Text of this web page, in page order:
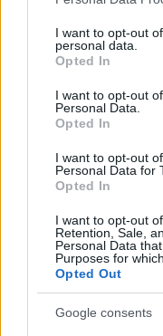
not limited to your visit
grant or deny consent
use your data for
consent section.
I want to opt-out
personal data.
Opted In
I want to opt-out
Personal Data.
Opted In
I want to opt-out
Personal Data for
Opted In
I want to opt-out
Retention, Sale,
Personal Data
Purposes for
Opted Out
Google consents
nehezen lehetne
találni a Margit-
imázsának
felújítását azonban
technikai és
Ugyanakkor 
ötletnek, hogy
szabadtéri
tér adja, annak
bármi áron
nincs gond,
kit lát szívesen 
A rendezővel 
a brancsban; bár